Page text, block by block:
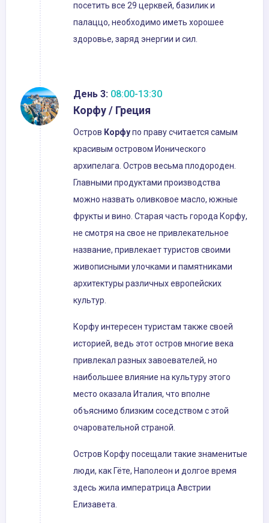
посетить все 29 церквей, базилик и
палаццо, необходимо иметь хорошее
здоровье, заряд энергии и сил.
День 3: 08:00-13:30
Корфу / Греция
Остров Корфупо праву считается самым
красивым островом Ионического
архипелага. Остров весьма плодороден.
Главными продуктами производства
можно назвать оливковое масло, южные
фрукты и вино. Старая часть города Корфу,
не смотря на свое не привлекательное
название, привлекает туристов своими
живописными улочками и памятниками
архитектуры различных европейских
культур.
Корфу интересен туристам также своей
историей, ведь этот остров многие века
привлекал разных завоевателей, но
наибольшее влияние на культуру этого
место оказала Италия, что вполне
объяснимо близким соседством с этой
очаровательной страной.
Остров Корфу посещали такие знаменитые
люди, как Гёте, Наполеон и долгое время
здесь жила императрица Австрии
Елизавета.